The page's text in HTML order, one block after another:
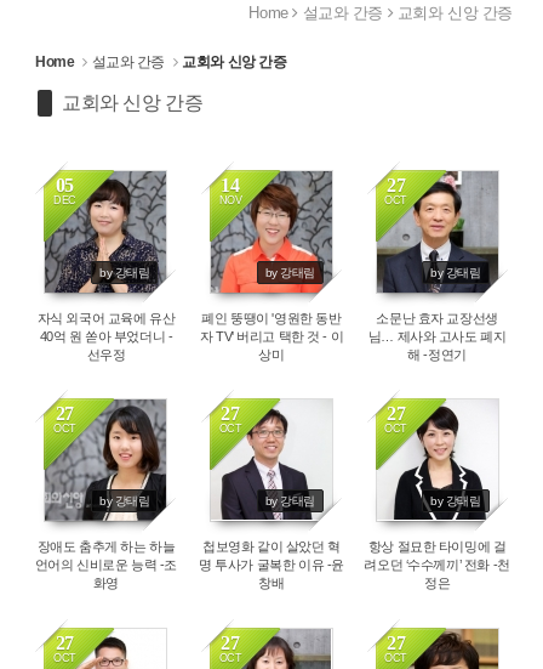
Home 설교와 간증 교회와 신앙 간증
Home 설교와 간증 교회와 신앙 간증
교회와 신앙 간증
05
DEC
by 강태림
6077
자식 외국어 교육에 유산
40억 원 쏟아 부었더니 -
선우정
14
NOV
by 강태림
4398
폐인 뚱땡이 '영원한 동반
자 TV' 버리고 택한 것 - 이
상미
27
OCT
by 강태림
4468
소문난 효자 교장선생
님… 제사와 고사도 폐지
해 -정연기
27
OCT
by 강태림
4799
장애도 춤추게 하는 하늘
언어의 신비로운 능력 -조
화영
27
OCT
by 강태림
4161
첩보영화 같이 살았던 혁
명 투사가 굴복한 이유 -윤
창배
27
OCT
by 강태림
6760
항상 절묘한 타이밍에 걸
려오던 ‘수수께끼’ 전화 -천
정은
27
OCT
27
OCT
27
OCT